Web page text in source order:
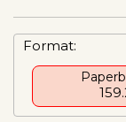
Format:
₹